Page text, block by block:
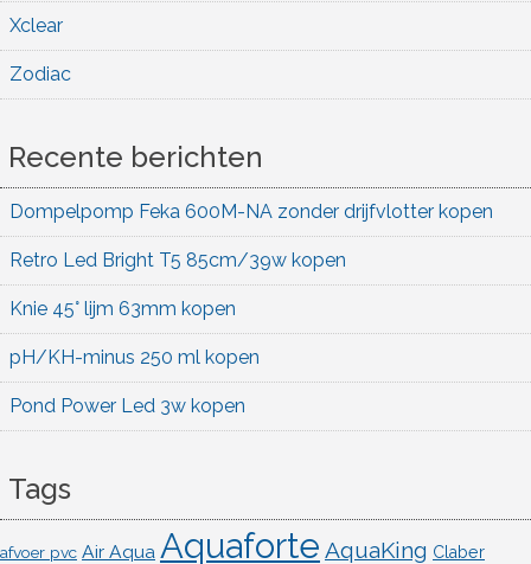
Xclear
Zodiac
Recente berichten
Dompelpomp Feka 600M-NA zonder drijfvlotter kopen
Retro Led Bright T5 85cm/39w kopen
Knie 45° lijm 63mm kopen
pH/KH-minus 250 ml kopen
Pond Power Led 3w kopen
Tags
afvoer pvc Air Aqua Aquaforte AquaKing Claber